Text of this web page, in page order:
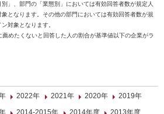
」、部門の「業態別」においては有効回答者数が規定人
となります。その他の部門においては有効回答者数が規
対象となります。
めたくないと回答した人の割合が基準値以下の企業がラ
2022年 2021年 2020年
2019年
2014-2015年 2014年度
2013年度